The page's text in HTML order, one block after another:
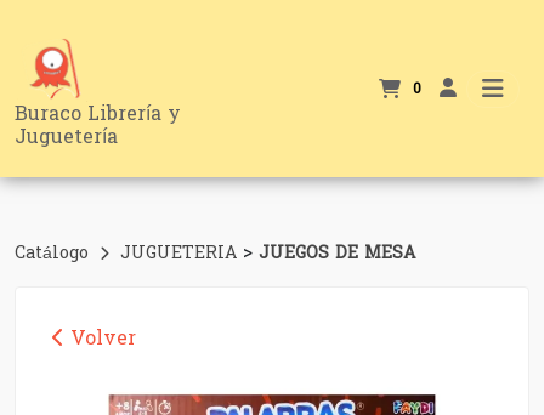
Buraco Librería y
Juguetería
0
Catálogo JUGUETERIA > JUEGOS DE MESA
Volver